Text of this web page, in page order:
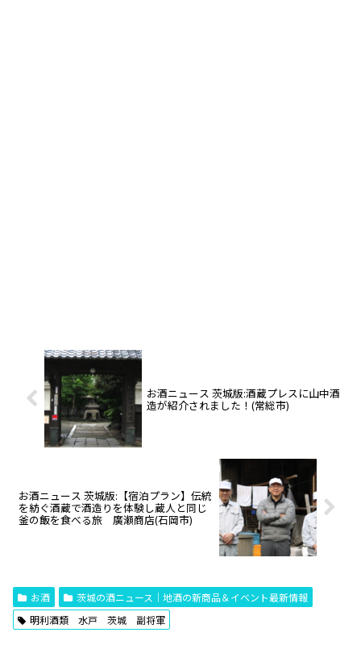
お酒ニュース 茨城版:酒蔵プレスに山中酒
造が紹介されました！(常総市)
お酒ニュース 茨城版:【宿泊プラン】伝統
を紡ぐ酒蔵で酒造りを体験し蔵人と同じ
釜の飯を食べる旅 廣瀬商店(石岡市)
お酒
茨城の酒ニュース｜地酒の新商品＆イベント最新情報
明利酒類 水戸 茨城 副将軍